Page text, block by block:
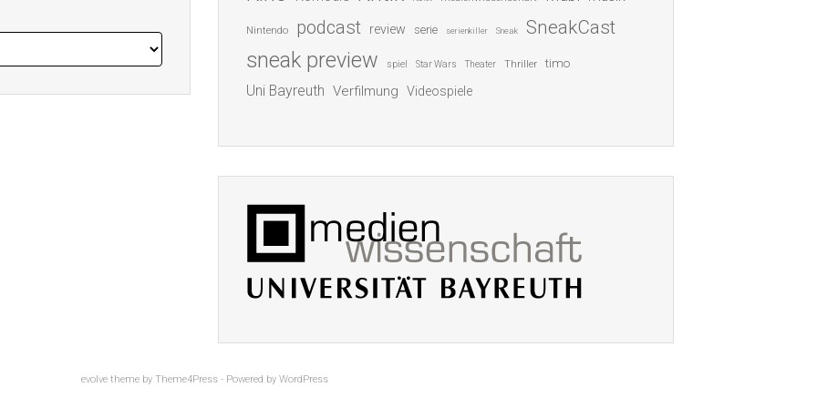
Nintendo podcast review serie serienkiller Sneak SneakCast
sneak preview spiel Star Wars Theater Thriller timo
Uni Bayreuth Verfilmung Videospiele
evolvetheme by Theme4Press - Powered by WordPress